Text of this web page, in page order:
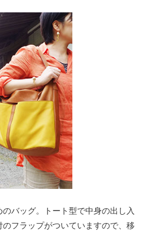
バッグ。トート型で中身の出し入
フラップがついていますので、移